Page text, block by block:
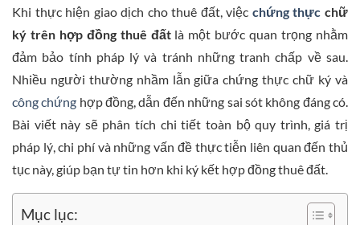
Khi thực hiện giao dịch cho thuê đất, việc chứng thực chữ
ký trên hợp đồng thuê đấtlà một bước quan trọng nhằm
đảm bảo tính pháp lý và tránh những tranh chấp về sau.
Nhiều người thường nhầm lẫn giữa chứng thực chữ ký và
công chứng hợp đồng, dẫn đến những sai sót không đáng có.
Bài viết này sẽ phân tích chi tiết toàn bộ quy trình, giá trị
pháp lý, chi phí và những vấn đề thực tiễn liên quan đến thủ
tục này, giúp bạn tự tin hơn khi ký kết hợp đồng thuê đất.
Mục lục: